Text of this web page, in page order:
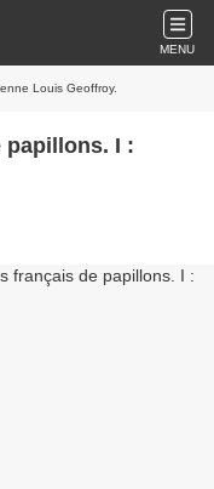
MENU
Louis Geoffroy.
papillons. I :